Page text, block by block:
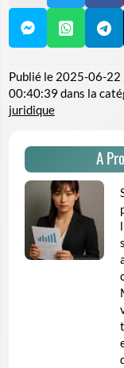
Publié le 2025-06-22
00:40:39 dans la
juridique
A